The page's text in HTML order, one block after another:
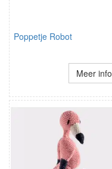
Poppetje Robot
Meer info